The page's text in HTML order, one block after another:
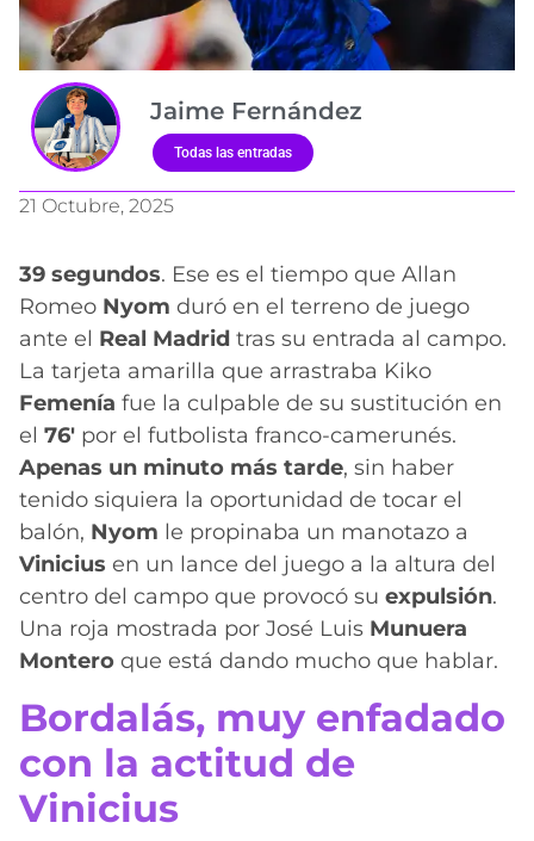
Jaime Fernández
Todas las entradas
21 Octubre, 2025
39 segundos. Ese es el tiempo que Allan
Romeo Nyom duró en el terreno de juego
ante el Real Madrid tras su entrada al campo.
La tarjeta amarilla que arrastraba Kiko
Femenía fue la culpable de su sustitución en
el 76′ por el futbolista franco-camerunés.
Apenas un minuto más tarde, sin haber
tenido siquiera la oportunidad de tocar el
balón, Nyom le propinaba un manotazo a
Vinicius en un lance del juego a la altura del
centro del campo que provocó su expulsión.
Una roja mostrada por José Luis Munuera
Montero que está dando mucho que hablar.
Bordalás, muy enfadado
con la actitud de
Vinicius